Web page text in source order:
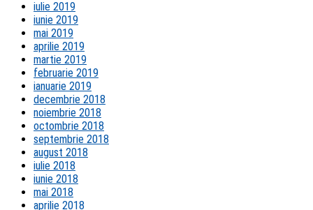
iulie 2019
iunie 2019
mai 2019
aprilie 2019
martie 2019
februarie 2019
ianuarie 2019
decembrie 2018
noiembrie 2018
octombrie 2018
septembrie 2018
august 2018
iulie 2018
iunie 2018
mai 2018
aprilie 2018